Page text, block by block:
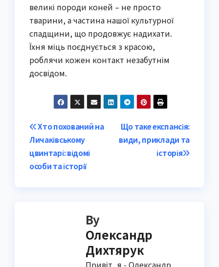
великі породи коней – не просто
тварини, а частина нашої культурної
спадщини, що продовжує надихати.
Їхня міць поєднується з красою,
роблячи кожен контакт незабутнім
досвідом.
Post
navigation
Що таке експансія:
види, приклади та
історія
Хто похований на
Личаківському
цвинтарі: відомі
особи та історії
By
Олександр
Дихтярук